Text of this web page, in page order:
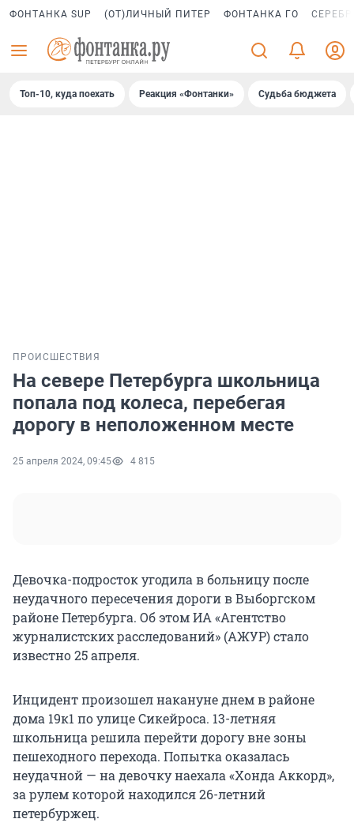
ФОНТАНКА SUP (ОТ)ЛИЧНЫЙ ПИТЕР ФОНТАНКА ГО
Топ-10, куда поехать Реакция «Фонтанки» Судьба бюджета
ПРОИСШЕСТВИЯ
На севере Петербурга школьница
попала под колеса, перебегая
дорогу в неположенном месте
25 апреля 2024, 09:45 4 815
Девочка-подросток угодила в больницу после
неудачного пересечения дороги в Выборгском
районе Петербурга. Об этом ИА «Агентство
журналистских расследований» (АЖУР) стало
известно 25 апреля.
Инцидент произошел накануне днем в районе
дома 19к1 по улице Сикейроса. 13-летняя
школьница решила перейти дорогу вне зоны
пешеходного перехода. Попытка оказалась
неудачной — на девочку наехала «Хонда Аккорд»,
за рулем которой находился 26-летний
петербуржец.